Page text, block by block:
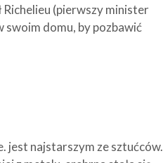
Richelieu (pierwszy minister
swoim domu, by pozbawić
jest najstarszym ze sztućców.